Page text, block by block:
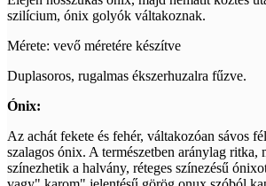
szilícium, ónix golyók váltakoznak.
Mérete: vevő méretére készítve
Duplasoros, rugalmas ékszerhuzalra fűzve.
Ónix:
Az achát fekete és fehér, váltakozóan sávos
szalagos ónix. A természetben aránylag ritka,
színezhetik a halvány, réteges színezésű